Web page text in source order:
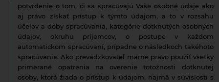
potvrdenie o tom, či sa spracúvajú Vaše osobné údaje ako
aj právo získať prístup k týmto údajom, a to v rozsahu
účelov a doby spracúvania, kategórie dotknutých osobných
údajov, okruhu príjemcov, o postupe v každom
automatickom spracúvaní, prípadne o následkoch takéhoto
spracúvania. Ako prevádzkovateľ máme právo použiť všetky
primerané opatrenia na overenie totožnosti dotknutej
osoby, ktorá žiada o prístup k údajom, najmä v súvislosti s